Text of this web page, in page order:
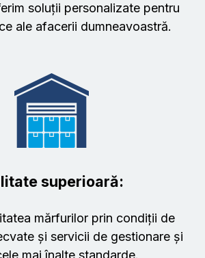
soluții personalizate pentru
ale afacerii dumneavoastră.
superioară:
mărfurilor prin condiții de
și servicii de gestionare și